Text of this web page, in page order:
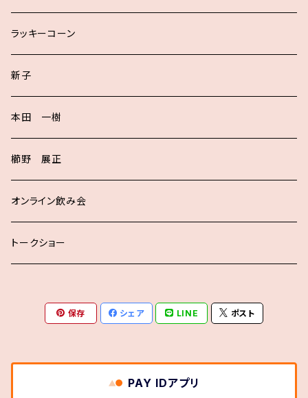
ラッキーコーン
新子
本田 一樹
櫛野 展正
オンライン飲み会
トークショー
保存 シェア LINE ポスト
PAY IDアプリ